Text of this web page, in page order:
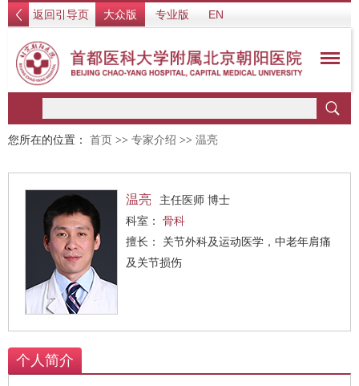
返回引导页 大众版 专业版 EN
您所在的位置： 首页 >> 专家介绍 >> 温亮
温亮
主任医师 博士
科室： 骨科
擅长： 关节外科及运动医学，中老年肩痛
及关节损伤
个人简介